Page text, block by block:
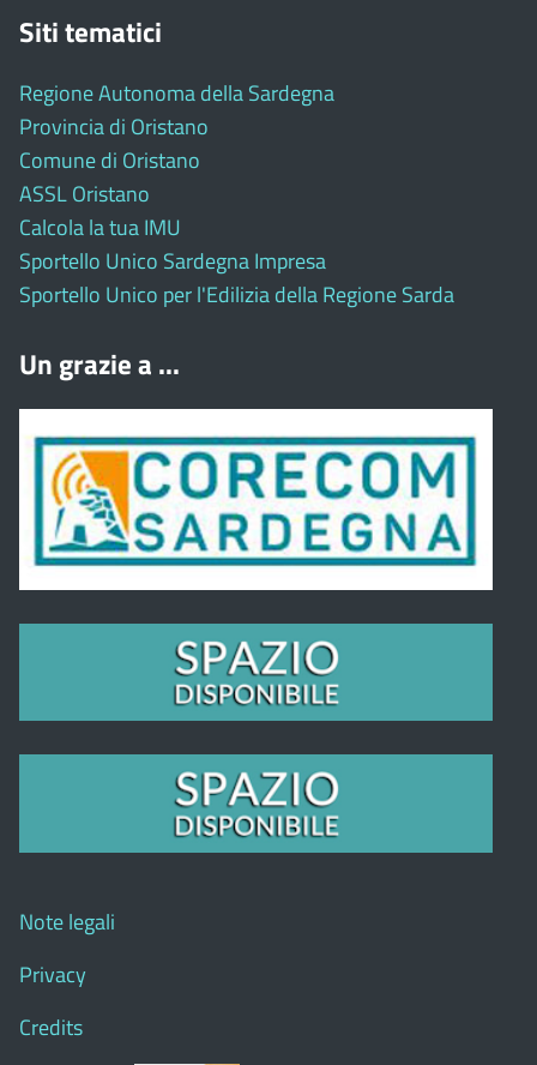
Siti tematici
Regione Autonoma della Sardegna
Provincia di Oristano
Comune di Oristano
ASSL Oristano
Calcola la tua IMU
Sportello Unico Sardegna Impresa
Sportello Unico per l'Edilizia della Regione Sarda
Un grazie a ...
Note legali
Privacy
Credits